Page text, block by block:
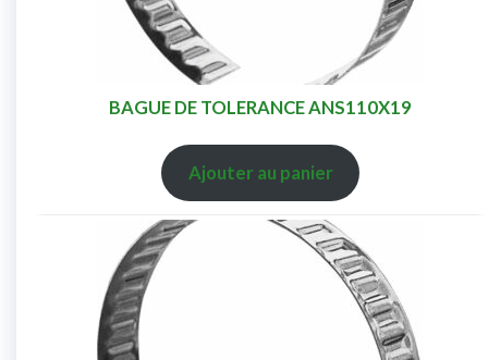
BAGUE DE TOLERANCE ANS110X19
Ajouter au panier